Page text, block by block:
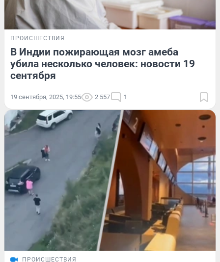
ПРОИСШЕСТВИЯ
В Индии пожирающая мозг амеба
убила несколько человек: новости 19
сентября
19 сентября, 2025, 19:55 2 557 1
ПРОИСШЕСТВИЯ